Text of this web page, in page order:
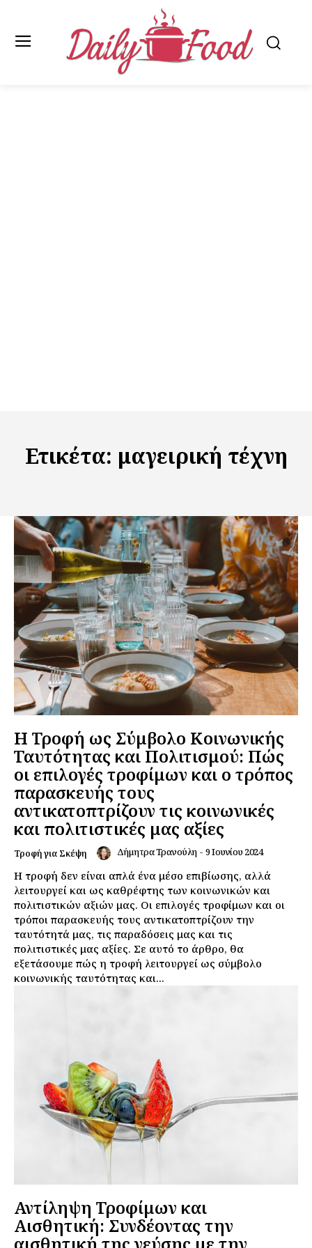
Ετικέτα: μαγειρική τέχνη
Η Τροφή ως Σύμβολο Κοινωνικής
Ταυτότητας και Πολιτισμού: Πώς
οι επιλογές τροφίμων και ο τρόπος
παρασκευής τους
αντικατοπτρίζουν τις κοινωνικές
και πολιτιστικές μας αξίες
Τροφή για Σκέψη Δήμητρα Τρανούλη - 9 Ιουνίου 2024
Η τροφή δεν είναι απλά ένα μέσο επιβίωσης, αλλά
λειτουργεί και ως καθρέφτης των κοινωνικών και
πολιτιστικών αξιών μας. Οι επιλογές τροφίμων και οι
τρόποι παρασκευής τους αντικατοπτρίζουν την
ταυτότητά μας, τις παραδόσεις μας και τις
πολιτιστικές μας αξίες. Σε αυτό το άρθρο, θα
εξετάσουμε πώς η τροφή λειτουργεί ως σύμβολο
κοινωνικής ταυτότητας και...
Αντίληψη Τροφίμων και
Αισθητική: Συνδέοντας την
αισθητική της γεύσης με την